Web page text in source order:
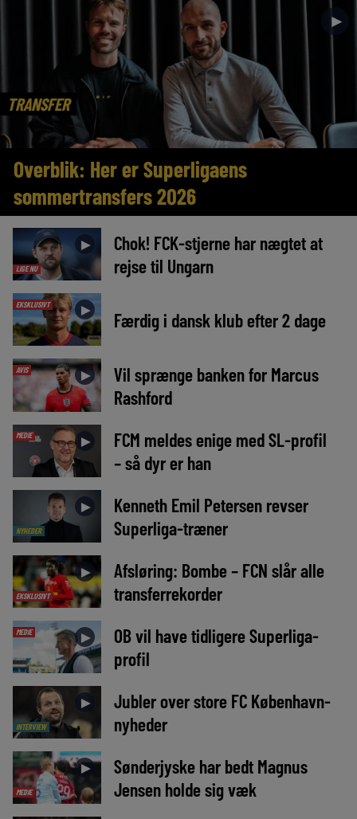
TRANSFER
►
Overblik: Her er Superligaens
sommertransfers 2026
LIGE NU
►
Chok! FCK-stjerne har nægtet at
rejse til Ungarn
EKSKLUSIVT ► Færdig i dansk klub efter 2 dage
AVIS ►
Vil sprænge banken for Marcus
Rashford
MEDIE ►
FCM meldes enige med SL-profil
– så dyr er han
NYHEDER
►
Kenneth Emil Petersen revser
Superliga-træner
EKSKLUSIVT
►
Afsløring: Bombe – FCN slår alle
transferrekorder
MEDIE ►
OB vil have tidligere Superliga-
profil
INTERVIEW
►
Jubler over store FC København-
nyheder
MEDIE
►
Sønderjyske har bedt Magnus
Jensen holde sig væk